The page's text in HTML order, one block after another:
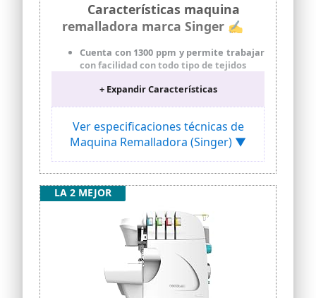
Características maquina
remalladora marca Singer ✍
Cuenta con 1300 ppm y permite trabajar
con facilidad con todo tipo de tejidos
Cuchilla superior móvil apta para
realizar acabados decorativos sin cortar
el borde
La tensión del hilo, la longitud de
puntada y el arrastre diferencial son
regulables
El brazo libre permite trabajar con
pequeñas costuras cerradas como
mangas o pantalones
+ Expandir Características
Ver especificaciones técnicas de
Maquina Remalladora (Singer) ▼
LA 2 MEJOR